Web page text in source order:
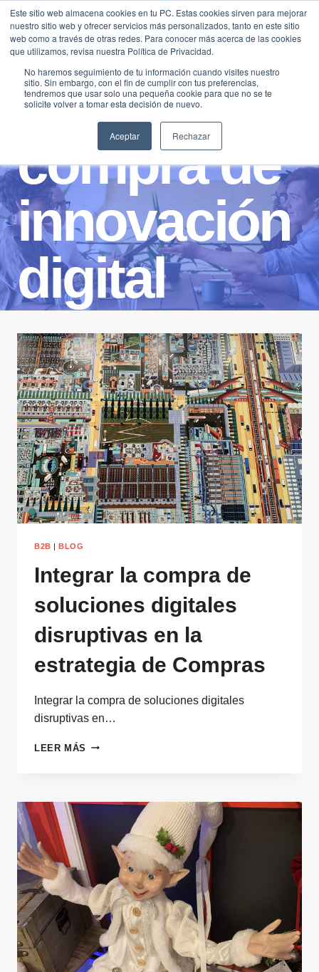
Este sitio web almacena cookies en tu PC. Estas cookies sirven para mejorar
nuestro sitio web y ofrecer servicios más personalizados, tanto en este sitio
web como a través de otras redes. Para conocer más acerca de las cookies
que utilizamos, revisa nuestra Política de Privacidad.
No haremos seguimiento de tu información cuando visites nuestro
sitio. Sin embargo, con el fin de cumplir con tus preferencias,
tendremos que usar solo una pequeña cookie para que no se te
solicite volver a tomar esta decisión de nuevo.
Aceptar Rechazar
Saltar
contenido
compra de
innovación
digital
B2B |BLOG
Integrar la compra de
soluciones digitales
disruptivas en la
estrategia de Compras
Integrar la compra de soluciones digitales
disruptivas en…
LEER MÁS INTEGRAR
SOLUCIONES
DIGITALES
DISRUPTIVAS
ESTRATEGIA
DE
COMPRAS
Traducir »